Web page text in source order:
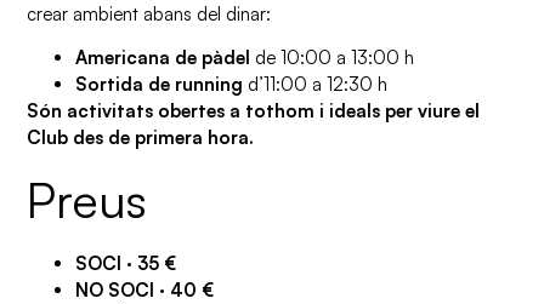
crear ambient abans del dinar:
Americana de pàdel de 10:00 a 13:00 h
Sortida de running d’11:00 a 12:30 h
Són activitats obertes a tothom i ideals per viure el
Club des de primera hora.
Preus
SOCI · 35 €
NO SOCI · 40 €